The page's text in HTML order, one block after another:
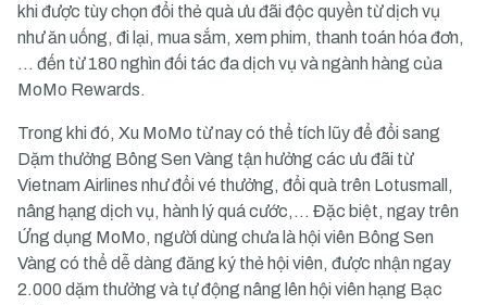
khi được tùy chọn đổi thẻ quà ưu đãi độc quyền từ dịch vụ
như ăn uống, đi lại, mua sắm, xem phim, thanh toán hóa đơn,
… đến từ 180 nghìn đối tác đa dịch vụ và ngành hàng của
MoMo Rewards.
Trong khi đó, Xu MoMo từ nay có thể tích lũy để đổi sang
Dặm thưởng Bông Sen Vàng tận hưởng các ưu đãi từ
Vietnam Airlines như đổi vé thưởng, đổi quà trên Lotusmall,
nâng hạng dịch vụ, hành lý quá cước,… Đặc biệt, ngay trên
Ứng dụng MoMo, người dùng chưa là hội viên Bông Sen
Vàng có thể dễ dàng đăng ký thẻ hội viên, được nhận ngay
2.000 dặm thưởng và tự động nâng lên hội viên hạng Bạc